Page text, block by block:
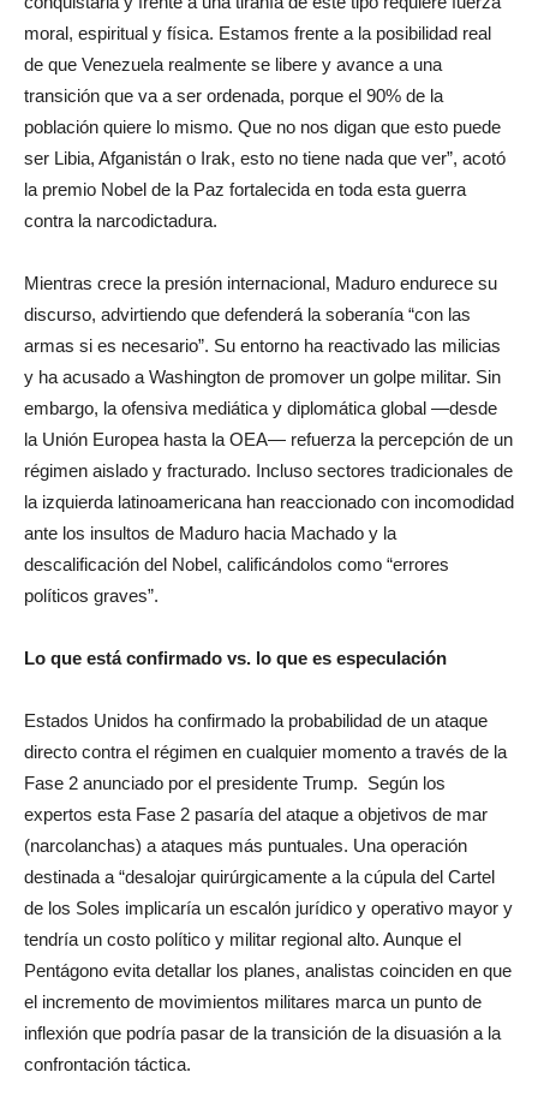
moral, espiritual y física. Estamos frente a la posibilidad real
de que Venezuela realmente se libere y avance a una
transición que va a ser ordenada, porque el 90% de la
población quiere lo mismo. Que no nos digan que esto puede
ser Libia, Afganistán o Irak, esto no tiene nada que ver”, acotó
la premio Nobel de la Paz fortalecida en toda esta guerra
contra la narcodictadura.
Mientras crece la presión internacional, Maduro endurece su
discurso, advirtiendo que defenderá la soberanía “con las
armas si es necesario”. Su entorno ha reactivado las milicias
y ha acusado a Washington de promover un golpe militar. Sin
embargo, la ofensiva mediática y diplomática global —desde
la Unión Europea hasta la OEA— refuerza la percepción de un
régimen aislado y fracturado. Incluso sectores tradicionales de
la izquierda latinoamericana han reaccionado con incomodidad
ante los insultos de Maduro hacia Machado y la
descalificación del Nobel, calificándolos como “errores
políticos graves”.
Lo que está confirmado vs. lo que es especulación
Estados Unidos ha confirmado la probabilidad de un ataque
directo contra el régimen en cualquier momento a través de la
Fase 2 anunciado por el presidente Trump. Según los
expertos esta Fase 2 pasaría del ataque a objetivos de mar
(narcolanchas) a ataques más puntuales. Una operación
destinada a “desalojar quirúrgicamente a la cúpula del Cartel
de los Soles implicaría un escalón jurídico y operativo mayor y
tendría un costo político y militar regional alto. Aunque el
Pentágono evita detallar los planes, analistas coinciden en que
el incremento de movimientos militares marca un punto de
inflexión que podría pasar de la transición de la disuasión a la
confrontación táctica.